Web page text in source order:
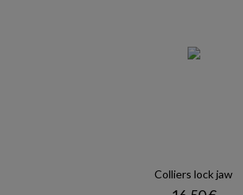
Colliers lock jaw